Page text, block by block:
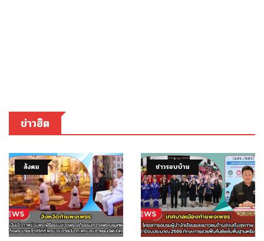
ข่าวฮิต
สังคม ข่าวรอบบ้าน